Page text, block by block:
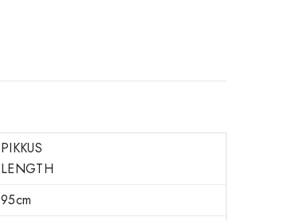
PIKKUS
LENGTH
95cm